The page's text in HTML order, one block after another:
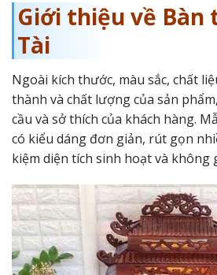
Giới thiệu về Bàn
Tài
Ngoài kích thước, màu sắc, chất
thành và chất lượng của sản
cầu và sở thích của khách hàng.
có kiểu dáng đơn giản, rút gọn
kiệm diện tích sinh hoạt và không